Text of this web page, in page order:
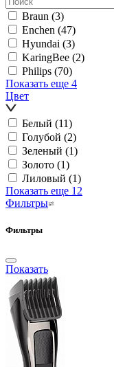
Braun (3)
Enchen (47)
Hyundai (3)
KaringBee (2)
Philips (70)
Показать еще 4
Цвет
Белый (11)
Голубой (2)
Зеленый (1)
Золото (1)
Лиловый (1)
Показать еще 12
Фильтры
Фильтры
Показать